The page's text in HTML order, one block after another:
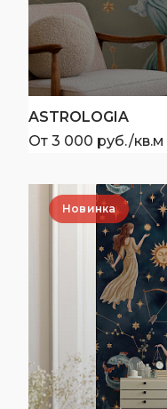
ASTROLOGIA
От 3 000 руб./кв.м
Новинка